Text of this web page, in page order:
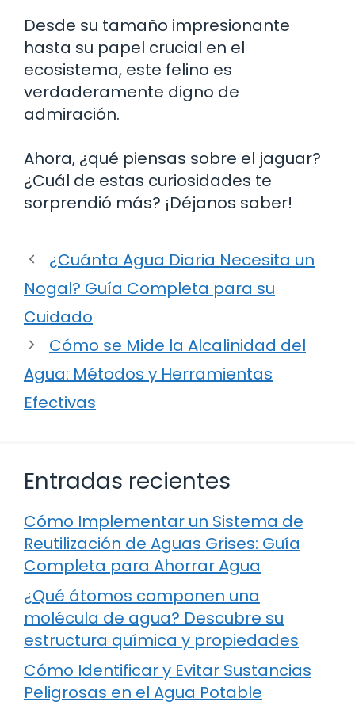
Desde su tamaño impresionante
hasta su papel crucial en el
ecosistema, este felino es
verdaderamente digno de
admiración.
Ahora, ¿qué piensas sobre el jaguar?
¿Cuál de estas curiosidades te
sorprendió más? ¡Déjanos saber!
¿Cuánta Agua Diaria Necesita un
Nogal? Guía Completa para su
Cuidado
Cómo se Mide la Alcalinidad del
Agua: Métodos y Herramientas
Efectivas
Entradas recientes
Cómo Implementar un Sistema de
Reutilización de Aguas Grises: Guía
Completa para Ahorrar Agua
¿Qué átomos componen una
molécula de agua? Descubre su
estructura química y propiedades
Cómo Identificar y Evitar Sustancias
Peligrosas en el Agua Potable